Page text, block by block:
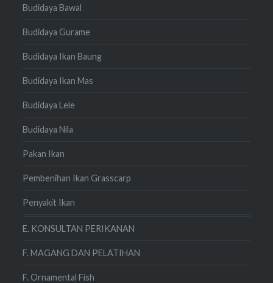
Budidaya Bawal
Budidaya Gurame
Budidaya Ikan Baung
Budidaya Ikan Mas
Budidaya Lele
Budidaya Nila
Pakan Ikan
Pembenihan Ikan Grasscarp
Penyakit Ikan
E. KONSULTAN PERIKANAN
F. MAGANG DAN PELATIHAN
F. Ornamental Fish